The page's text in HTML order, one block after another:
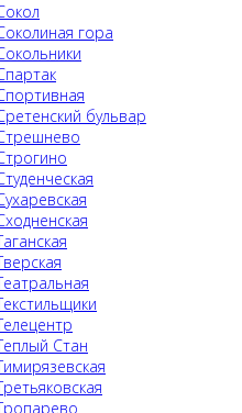
гора
бульвар
Стан